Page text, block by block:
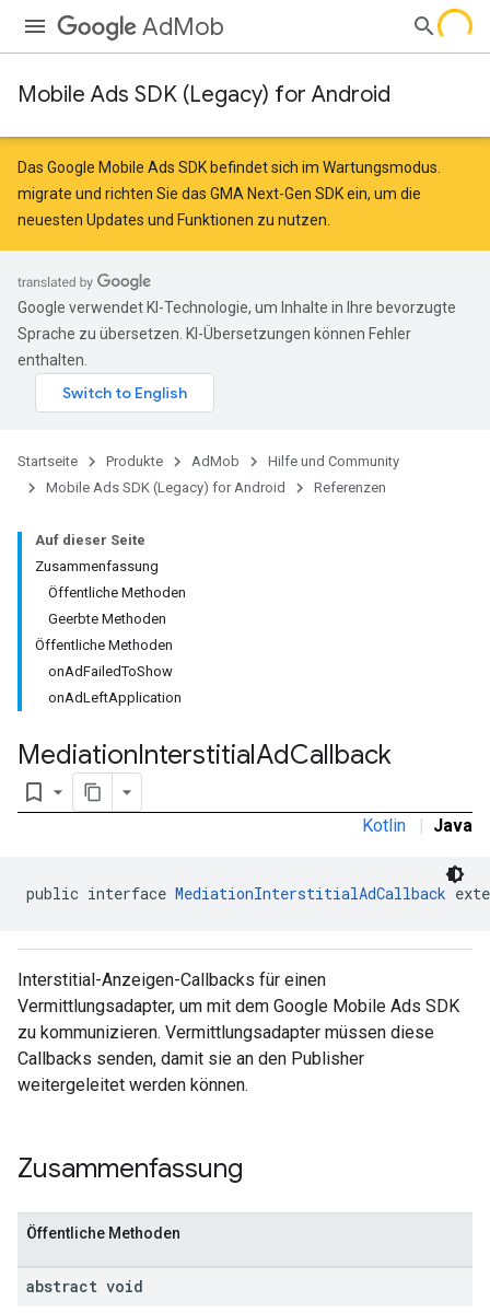
AdMob
Mobile Ads SDK (Legacy) for Android
Das Google Mobile Ads SDK befindet sich im Wartungsmodus.
migrate und richten Sie das GMA Next-Gen SDK ein, um die
neuesten Updates und Funktionen zu nutzen.
Google verwendet KI-Technologie, um Inhalte in Ihre bevorzugte
Sprache zu übersetzen. KI-Übersetzungen können Fehler
enthalten.
Startseite Produkte AdMob
Hilfe und Community
Mobile Ads SDK (Legacy) for Android
Referenzen
Auf dieser Seite
Zusammenfassung
Öffentliche Methoden
Geerbte Methoden
Öffentliche Methoden
onAdFailedToShow
onAdLeftApplication
MediationInterstitialAdCallback
bookmark_border
Kotlin | Java
public interface MediationInterstitialAdCallback
Interstitial-Anzeigen-Callbacks für einen
Vermittlungsadapter, um mit dem Google Mobile Ads SDK
zu kommunizieren. Vermittlungsadapter müssen diese
Callbacks senden, damit sie an den Publisher
weitergeleitet werden können.
Zusammenfassung
Öffentliche Methoden
abstract void